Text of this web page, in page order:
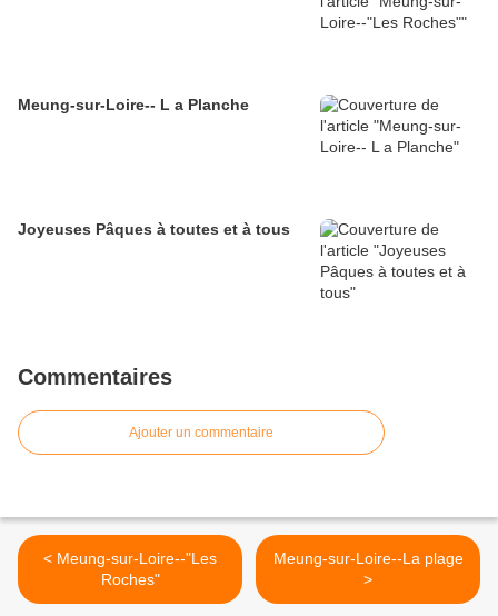
Meung-sur-Loire-- L a Planche
Joyeuses Pâques à toutes et à tous
Commentaires
Ajouter un commentaire
< Meung-sur-Loire--"Les
Roches"
Meung-sur-Loire--La plage
>